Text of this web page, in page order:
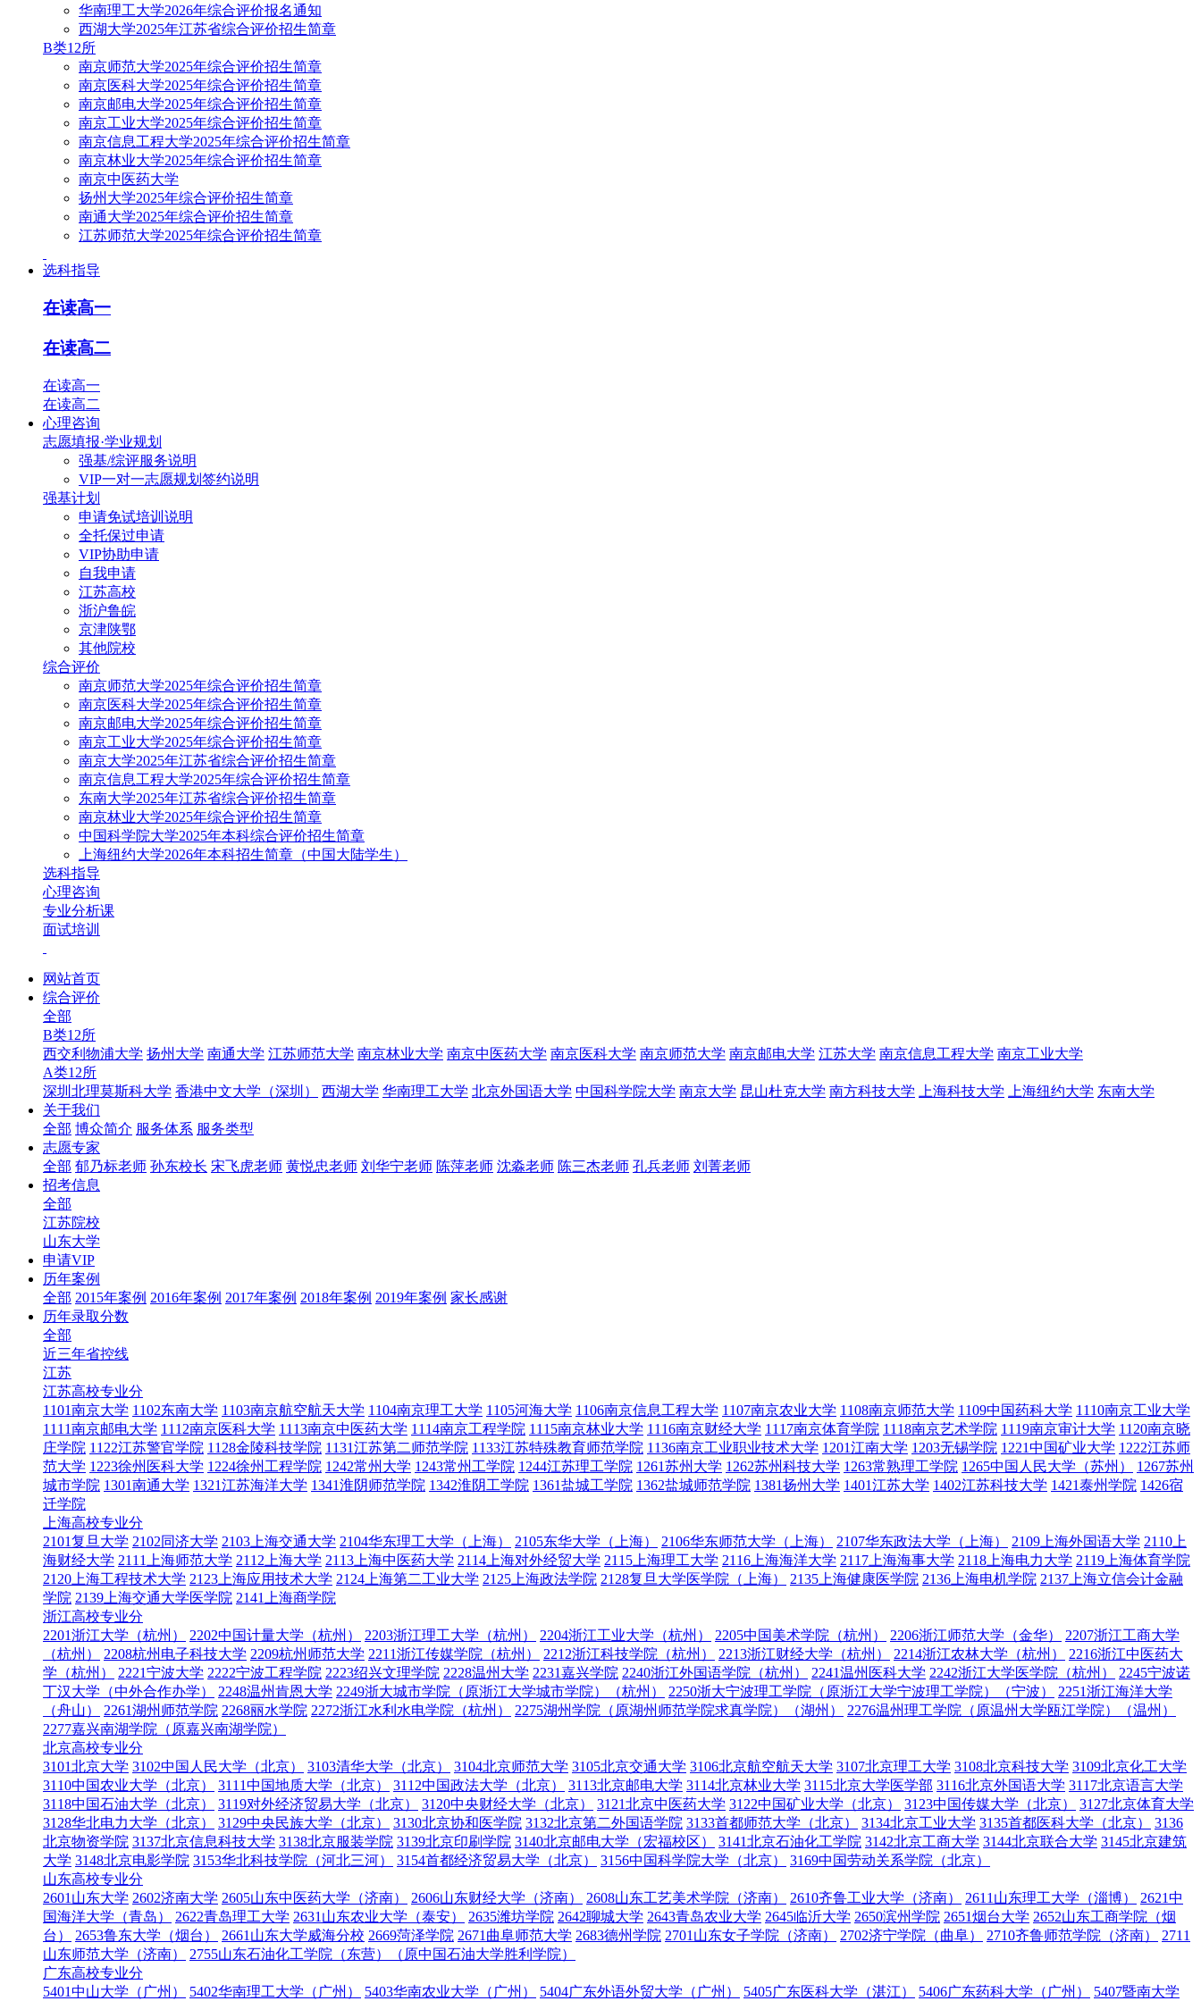
华南理工大学2026年综合评价报名通知
西湖大学2025年江苏省综合评价招生简章
B类12所
南京师范大学2025年综合评价招生简章
南京医科大学2025年综合评价招生简章
南京邮电大学2025年综合评价招生简章
南京工业大学2025年综合评价招生简章
南京信息工程大学2025年综合评价招生简章
南京林业大学2025年综合评价招生简章
南京中医药大学
扬州大学2025年综合评价招生简章
南通大学2025年综合评价招生简章
江苏师范大学2025年综合评价招生简章
选科指导
在读高一
在读高二
在读高一
在读高二
心理咨询
志愿填报·学业规划
强基/综评服务说明
VIP一对一志愿规划签约说明
强基计划
申请免试培训说明
全托保过申请
VIP协助申请
自我申请
江苏高校
浙沪鲁皖
京津陕鄂
其他院校
综合评价
南京师范大学2025年综合评价招生简章
南京医科大学2025年综合评价招生简章
南京邮电大学2025年综合评价招生简章
南京工业大学2025年综合评价招生简章
南京大学2025年江苏省综合评价招生简章
南京信息工程大学2025年综合评价招生简章
东南大学2025年江苏省综合评价招生简章
南京林业大学2025年综合评价招生简章
中国科学院大学2025年本科综合评价招生简章
上海纽约大学2026年本科招生简章（中国大陆学生）
选科指导
心理咨询
专业分析课
面试培训
网站首页
综合评价
全部
B类12所
西交利物浦大学 扬州大学 南通大学 江苏师范大学 南京林业大学 南京中医药大学 南京医科大学 南京师范大学 南京邮电大学 江苏大学 南京信息工程大学 南京工业大学
A类12所
深圳北理莫斯科大学 香港中文大学（深圳） 西湖大学 华南理工大学 北京外国语大学 中国科学院大学 南京大学 昆山杜克大学 南方科技大学 上海科技大学 上海纽约大学 东南大学
关于我们
全部 博众简介 服务体系 服务类型
志愿专家
全部 郁乃标老师 孙东校长 宋飞虎老师 黄悦忠老师 刘华宁老师 陈萍老师 沈淼老师 陈三杰老师 孔兵老师 刘菁老师
招考信息
全部
江苏院校
山东大学
申请VIP
历年案例
全部 2015年案例 2016年案例 2017年案例 2018年案例 2019年案例 家长感谢
历年录取分数
全部
近三年省控线
江苏
江苏高校专业分
1101南京大学 1102东南大学 1103南京航空航天大学 1104南京理工大学 1105河海大学 1106南京信息工程大学 1107南京农业大学 1108南京师范大学 1109中国药科大学 1110南京工业大学
1111南京邮电大学 1112南京医科大学 1113南京中医药大学 1114南京工程学院 1115南京林业大学 1116南京财经大学 1117南京体育学院 1118南京艺术学院 1119南京审计大学 1120南京晓
庄学院 1122江苏警官学院 1128金陵科技学院 1131江苏第二师范学院 1133江苏特殊教育师范学院 1136南京工业职业技术大学 1201江南大学 1203无锡学院 1221中国矿业大学 1222江苏师
范大学 1223徐州医科大学 1224徐州工程学院 1242常州大学 1243常州工学院 1244江苏理工学院 1261苏州大学 1262苏州科技大学 1263常熟理工学院 1265中国人民大学（苏州）
1267苏州
城市学院 1301南通大学 1321江苏海洋大学 1341淮阴师范学院 1342淮阴工学院 1361盐城工学院 1362盐城师范学院 1381扬州大学 1401江苏大学 1402江苏科技大学 1421泰州学院 1426宿
迁学院
上海高校专业分
2101复旦大学 2102同济大学 2103上海交通大学 2104华东理工大学（上海） 2105东华大学（上海） 2106华东师范大学（上海） 2107华东政法大学（上海） 2109上海外国语大学 2110上
海财经大学 2111上海师范大学 2112上海大学 2113上海中医药大学 2114上海对外经贸大学 2115上海理工大学 2116上海海洋大学 2117上海海事大学 2118上海电力大学 2119上海体育学院
2120上海工程技术大学 2123上海应用技术大学 2124上海第二工业大学 2125上海政法学院 2128复旦大学医学院（上海） 2135上海健康医学院 2136上海电机学院 2137上海立信会计金融
学院 2139上海交通大学医学院 2141上海商学院
浙江高校专业分
2201浙江大学（杭州）
2202中国计量大学（杭州） 2203浙江理工大学（杭州） 2204浙江工业大学（杭州） 2205中国美术学院（杭州） 2206浙江师范大学（金华）
2207浙江工商大学
（杭州）
2208杭州电子科技大学 2209杭州师范大学 2211浙江传媒学院（杭州） 2212浙江科技学院（杭州） 2213浙江财经大学（杭州） 2214浙江农林大学（杭州）
2216浙江中医药大
学（杭州）
2221宁波大学 2222宁波工程学院 2223绍兴文理学院 2228温州大学 2231嘉兴学院 2240浙江外国语学院（杭州） 2241温州医科大学 2242浙江大学医学院（杭州）
2245宁波诺
丁汉大学（中外合作办学）
2248温州肯恩大学 2249浙大城市学院（原浙江大学城市学院）（杭州） 2250浙大宁波理工学院（原浙江大学宁波理工学院）（宁波）
2251浙江海洋大学
（舟山）
2261湖州师范学院 2268丽水学院 2272浙江水利水电学院（杭州） 2275湖州学院（原湖州师范学院求真学院）（湖州）
2276温州理工学院（原温州大学瓯江学院）（温州）
2277嘉兴南湖学院（原嘉兴南湖学院）
北京高校专业分
3101北京大学 3102中国人民大学（北京） 3103清华大学（北京） 3104北京师范大学 3105北京交通大学 3106北京航空航天大学 3107北京理工大学 3108北京科技大学 3109北京化工大学
3110中国农业大学（北京）
3111中国地质大学（北京） 3112中国政法大学（北京） 3113北京邮电大学 3114北京林业大学 3115北京大学医学部 3116北京外国语大学 3117北京语言大学
3118中国石油大学（北京）
3119对外经济贸易大学（北京） 3120中央财经大学（北京） 3121北京中医药大学 3122中国矿业大学（北京） 3123中国传媒大学（北京）
3127北京体育大学
3128华北电力大学（北京）
3129中央民族大学（北京） 3130北京协和医学院 3132北京第二外国语学院 3133首都师范大学（北京） 3134北京工业大学 3135首都医科大学（北京）
3136
北京物资学院 3137北京信息科技大学 3138北京服装学院 3139北京印刷学院 3140北京邮电大学（宏福校区） 3141北京石油化工学院 3142北京工商大学 3144北京联合大学 3145北京建筑
大学 3148北京电影学院 3153华北科技学院（河北三河） 3154首都经济贸易大学（北京） 3156中国科学院大学（北京）
3169中国劳动关系学院（北京）
山东高校专业分
2601山东大学 2602济南大学 2605山东中医药大学（济南） 2606山东财经大学（济南） 2608山东工艺美术学院（济南） 2610齐鲁工业大学（济南） 2611山东理工大学（淄博）
2621中
国海洋大学（青岛）
2622青岛理工大学 2631山东农业大学（泰安） 2635潍坊学院 2642聊城大学 2643青岛农业大学 2645临沂大学 2650滨州学院 2651烟台大学 2652山东工商学院（烟
台）
2653鲁东大学（烟台） 2661山东大学威海分校 2669菏泽学院 2671曲阜师范大学 2683德州学院 2701山东女子学院（济南） 2702济宁学院（曲阜） 2710齐鲁师范学院（济南）
2711
山东师范大学（济南）
2755山东石油化工学院（东营）（原中国石油大学胜利学院）
广东高校专业分
5401中山大学（广州）
5402华南理工大学（广州） 5403华南农业大学（广州） 5404广东外语外贸大学（广州） 5405广东医科大学（湛江） 5406广东药科大学（广州） 5407暨南大学